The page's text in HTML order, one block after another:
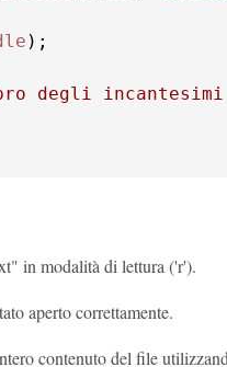
);
degli incantesimi
in modalità di lettura ('r').
aperto correttamente.
contenuto del file